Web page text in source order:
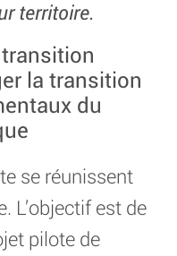
territoire.
la transition
du
se réunissent
L’objectif est de
pilote de